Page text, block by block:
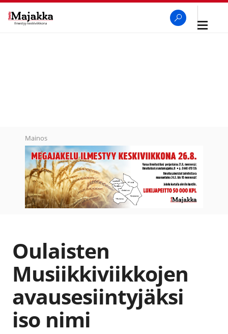
Avaa
Mainos
Oulaisten
Musiikkiviikkojen
avausesiintyjäksi
iso nimi